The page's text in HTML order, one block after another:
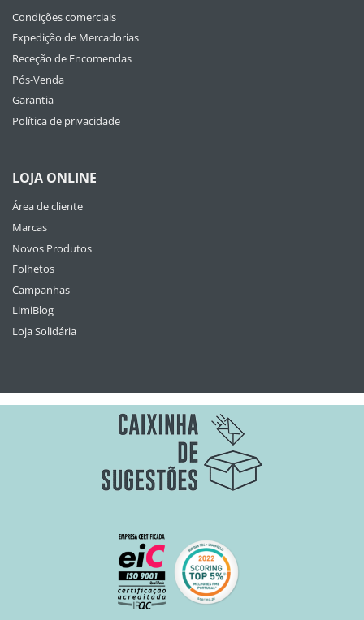
Condições comerciais
Expedição de Mercadorias
Receção de Encomendas
Pós-Venda
Garantia
Política de privacidade
LOJA ONLINE
Área de cliente
Marcas
Novos Produtos
Folhetos
Campanhas
LimiBlog
Loja Solidária